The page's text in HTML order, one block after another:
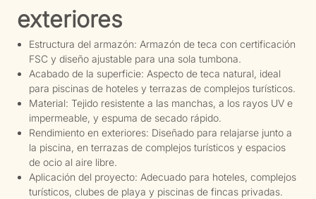
exteriores
Estructura del armazón: Armazón de teca con certificación
FSC y diseño ajustable para una sola tumbona.
Acabado de la superficie: Aspecto de teca natural, ideal
para piscinas de hoteles y terrazas de complejos turísticos.
Material: Tejido resistente a las manchas, a los rayos UV e
impermeable, y espuma de secado rápido.
Rendimiento en exteriores: Diseñado para relajarse junto a
la piscina, en terrazas de complejos turísticos y espacios
de ocio al aire libre.
Aplicación del proyecto: Adecuado para hoteles, complejos
turísticos, clubes de playa y piscinas de fincas privadas.